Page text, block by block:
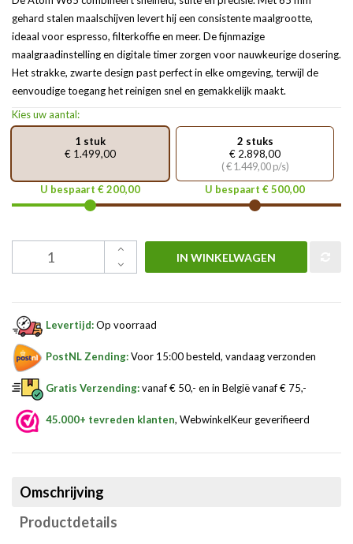
gehard stalen maalschijven levert hij een consistente maalgrootte,
ideaal voor espresso, filterkoffie en meer. De fijnmazige
maalgraadinstelling en digitale timer zorgen voor nauwkeurige dosering.
Het strakke, zwarte design past perfect in elke omgeving, terwijl de
eenvoudige toegang het reinigen snel en gemakkelijk maakt.
Kies uw aantal:
1 stuk
€ 1.499,00
U bespaart € 200,00
2 stuks
€ 2.898,00
( € 1.449,00 p/s)
U bespaart € 500,00
IN WINKELWAGEN
Levertijd:Op voorraad
PostNL Zending:Voor 15:00 besteld, vandaag verzonden
Gratis Verzending:vanaf € 50,- en in België vanaf € 75,-
45.000+ tevreden klanten, WebwinkelKeur geverifieerd
Omschrijving
Productdetails